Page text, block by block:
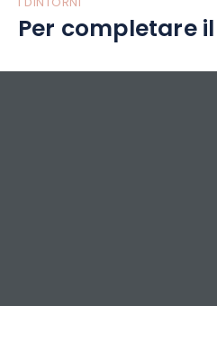
Per completare